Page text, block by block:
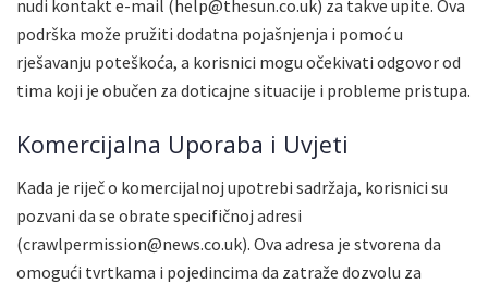
nudi kontakt e-mail (help@thesun.co.uk) za takve upite. Ova
podrška može pružiti dodatna pojašnjenja i pomoć u
rješavanju poteškoća, a korisnici mogu očekivati odgovor od
tima koji je obučen za doticajne situacije i probleme pristupa.
Komercijalna Uporaba i Uvjeti
Kada je riječ o komercijalnoj upotrebi sadržaja, korisnici su
pozvani da se obrate specifičnoj adresi
(crawlpermission@news.co.uk). Ova adresa je stvorena da
omogući tvrtkama i pojedincima da zatraže dozvolu za